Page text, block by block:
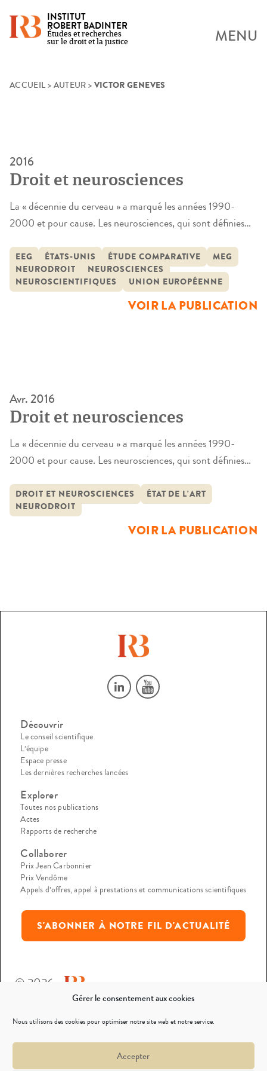
Gérer le consentement aux cookies
Nous utilisons des cookies pour optimiser notre site web et notre service.
Accepter
Skip
INSTITUT
ROBERT BADINTER
Études et recherches
sur le droit et la justice
MENU
ACCUEIL > AUTEUR > VICTOR GENEVES
2016
Droit et neurosciences
La « décennie du cerveau » a marqué les années 1990-
2000 et pour cause. Les neurosciences, qui sont définies
systèmes nerveux centraux et périphériques, sont désormais
partout et elles connaissent un engouement spectaculaire.
Qu’il s’agisse des États-Unis ou de l’Union européenne, de
nombreux travaux de recherche ont […]
EEG ÉTATS-UNIS ÉTUDE COMPARATIVE
MEG
NEURODROIT
NEUROSCIENCES
NEUROSCIENTIFIQUES
UNION EUROPÉENNE
VOIR LA PUBLICATION
Avr. 2016
Droit et neurosciences
La « décennie du cerveau » a marqué les années 1990-
2000 et pour cause. Les neurosciences, qui sont définies
systèmes nerveux centraux et périphériques, sont désormais
partout et elles connaissent un engouement spectaculaire.
Qu’il s’agisse des États-Unis ou de l’Union européenne, de
DROIT ET NEUROSCIENCES
ÉTAT DE L'ART
NEURODROIT
VOIR LA PUBLICATION
Découvrir
Le conseil scientifique
L’équipe
Espace presse
Les dernières recherches lancées
Explorer
Toutes nos publications
Actes
Rapports de recherche
Collaborer
Prix Jean Carbonnier
Prix Vendôme
Appels d’offres, appel à prestations et communications scientifiques
S'ABONNER À NOTRE FIL D'ACTUALITÉ
© 2026